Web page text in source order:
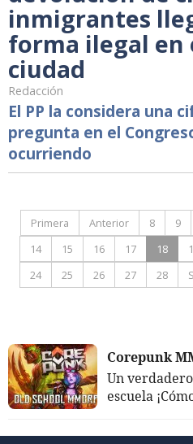
inmigrantes
forma ilegal en
ciudad
Redacción
El PP la considera una
pregunta en el
ocurriendo
Primera Anterior 8 9
14
15 16 17 18
24
25 26 27 28
Corepunk
Un
escuela